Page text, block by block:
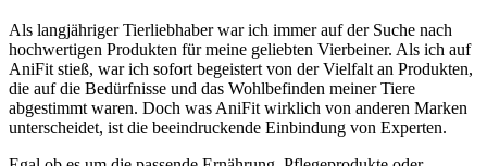
Als langjähriger Tierliebhaber war⁢ ich immer auf der Suche nach
hochwertigen Produkten für meine geliebten Vierbeiner.⁢ Als ich auf
AniFit stieß, war ich sofort begeistert von der Vielfalt an Produkten,
die auf die Bedürfnisse und das Wohlbefinden meiner⁢ Tiere
‌abgestimmt waren. Doch ‌was AniFit wirklich von anderen Marken
unterscheidet, ist die beeindruckende Einbindung von Experten.